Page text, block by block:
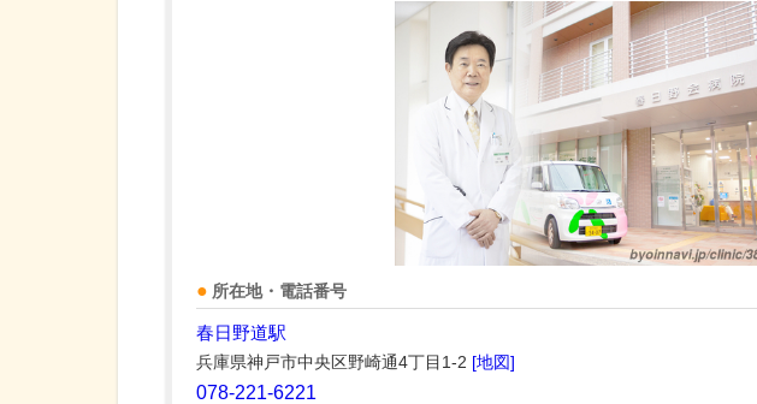
所在地・電話番号
春日野道駅
兵庫県神戸市中央区野崎通4丁目1-2 [地図]
078-221-6221